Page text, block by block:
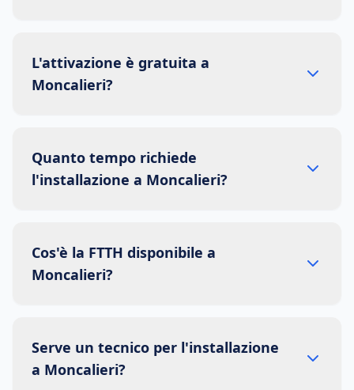
L'attivazione è gratuita a
Moncalieri?
Quanto tempo richiede
l'installazione a Moncalieri?
Cos'è la FTTH disponibile a
Moncalieri?
Serve un tecnico per l'installazione
a Moncalieri?